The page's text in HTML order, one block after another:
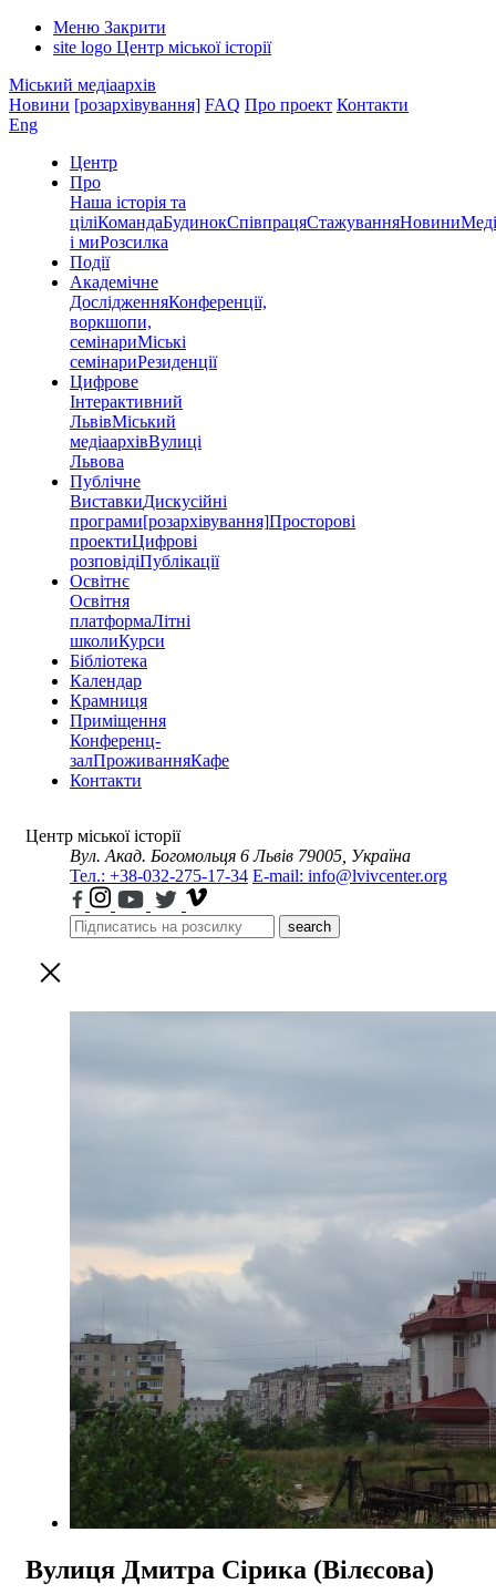
Меню Закрити
site logo Центр міської історії
Міський медіаархів
Новини [розархівування] FAQ Про проект Контакти
Eng
Центр
Про
Наша історія та
ціліКомандаБудинокСпівпрацяСтажуванняНовини
і миРозсилка
Події
Академічне
ДослідженняКонференції,
воркшопи,
семінариМіські
семінариРезиденції
Цифрове
Інтерактивний
ЛьвівМіський
медіаархівВулиці
Львова
Публічне
ВиставкиДискусійні
програми[розархівування]Просторові
проектиЦифрові
розповідіПублікації
Освітнє
Освітня
платформаЛітні
школиКурси
Бібліотека
Календар
Крамниця
Приміщення
Конференц-
залПроживанняКафе
Контакти
Центр міської історії
Вул. Акад. Богомольця 6 Львів 79005, Україна
Тел.: +38-032-275-17-34 E-mail: info@lvivcenter.org
search
Вулиця Дмитра Сірика (Вілєсова)